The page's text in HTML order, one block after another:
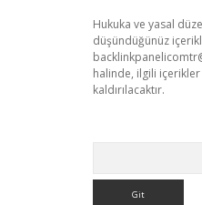
Hukuka ve yasal
düşündüğünüz
halinde, ilgili
kaldırılacaktır.